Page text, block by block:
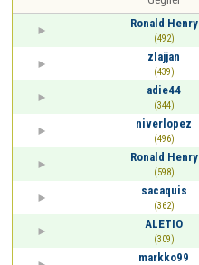
Ronald Henry
(492)
zlajjan
(439)
adie44
(344)
niverlopez
(496)
Ronald Henry
(598)
sacaquis
(362)
ALETIO
(309)
markko99